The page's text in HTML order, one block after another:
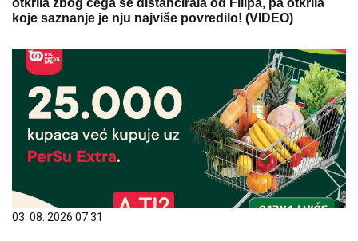
otkrila zbog čega se distancirala od Filipa, pa otkrila
koje saznanje je nju najviše povredilo! (VIDEO)
03. 08. 2026 07:31